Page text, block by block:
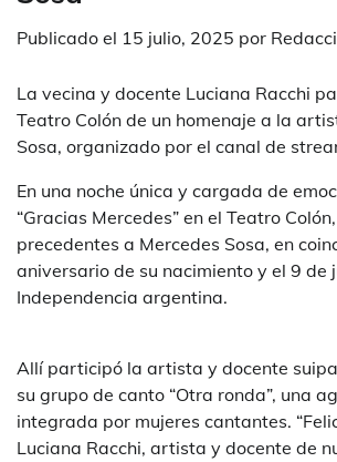
Publicado el 15 julio, 2025 por
La vecina y docente Luciana Racchi
Teatro Colón de un homenaje a la
Sosa, organizado por el canal de
En una noche única y cargada de
“Gracias Mercedes” en el Teatro
precedentes a Mercedes Sosa, en
aniversario de su nacimiento y el 9 de
Independencia argentina.
Allí participó la artista y docente
su grupo de canto “Otra ronda”, una
integrada por mujeres cantantes.
Luciana Racchi, artista y docente de